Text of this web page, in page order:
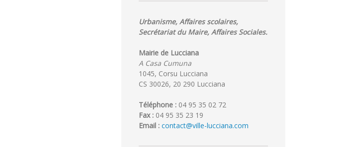
Urbanisme, Affaires scolaires,
Secrétariat du Maire, Affaires Sociales.
Mairie de Lucciana
A Casa Cumuna
1045, Corsu Lucciana
CS 30026, 20 290 Lucciana
Téléphone : 04 95 35 02 72
Fax : 04 95 35 23 19
Email : contact@ville-lucciana.com